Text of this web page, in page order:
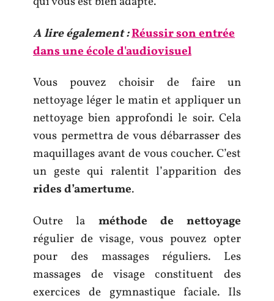
A lire également :Réussir son entrée
dans une école d'audiovisuel
Vous pouvez choisir de faire un
nettoyage léger le matin et appliquer un
nettoyage bien approfondi le soir. Cela
vous permettra de vous débarrasser des
maquillages avant de vous coucher. C’est
un geste qui ralentit l’apparition des
rides d’amertume.
Outre la méthode de nettoyage
régulier de visage, vous pouvez opter
pour des massages réguliers. Les
massages de visage constituent des
exercices de gymnastique faciale. Ils